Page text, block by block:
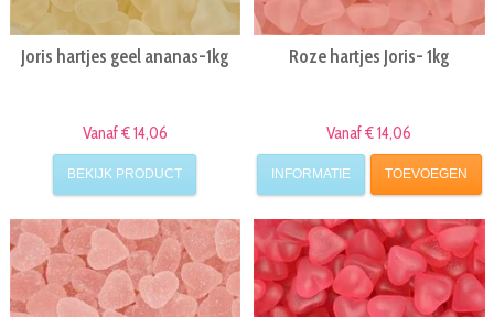
Joris hartjes geel ananas-1kg
Vanaf € 14,06
BEKIJK PRODUCT
Roze hartjes Joris- 1kg
Vanaf € 14,06
INFORMATIE TOEVOEGEN